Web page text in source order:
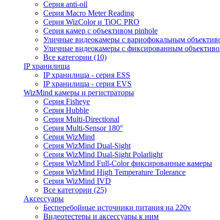
Серия anti-oil
Серия Macro Meter Reading
Серия WizColor и TiOC PRO
Серия камер с объективом pinhole
Уличные видеокамеры с вариофокальным
Уличные видеокамеры с фиксированным
Все категории (10)
IP хранилища
IP хранилища - серия ESS
IP хранилища - серия EVS
WizMind камеры и регистраторы
Серия Fisheye
Серия Hubble
Серия Multi-Directional
Серия Multi-Sensor 180°
Серия WizMind
Серия WizMind Dual-Sight
Серия WizMind Dual-Sight Polarlight
Серия WizMind Full-Color фиксированные камеры
Серия WizMind High Temperature Tolerance
Серия WizMind IVD
Все категории (25)
Аксессуары
Бесперебойные источники питания на 220v
Видеотестеры и аксессуары к ним